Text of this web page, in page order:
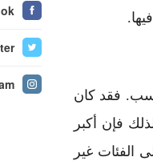
فقد كان
فإن أكبر
الفئات غير